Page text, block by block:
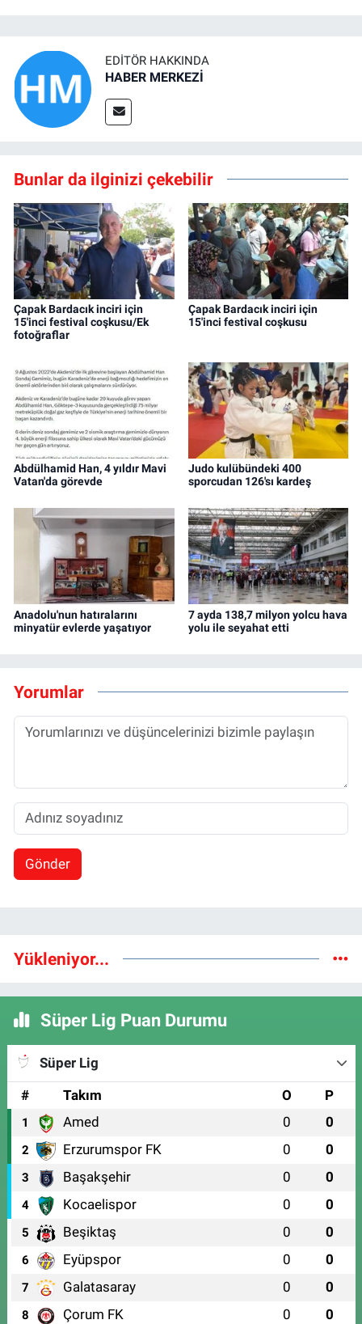
EDITÖR HAKKINDA
HABER MERKEZİ
Bunlar da ilginizi çekebilir
Çapak Bardacık inciri için
15'inci festival coşkusu/Ek
fotoğraflar
Çapak Bardacık inciri için
15'inci festival coşkusu
Abdülhamid Han, 4 yıldır Mavi
Vatan'da görevde
Judo kulübündeki 400
sporcudan 126'sı kardeş
Anadolu'nun hatıralarını
minyatür evlerde yaşatıyor
7 ayda 138,7 milyon yolcu hava
yolu ile seyahat etti
Yorumlar
Gönder
Yükleniyor...
Süper Lig Puan Durumu
Süper Lig
#
Takım O P
1 Amed 0 0
2 Erzurumspor FK 0 0
3 Başakşehir 0 0
4 Kocaelispor 0 0
5 Beşiktaş 0 0
6 Eyüpspor 0 0
7 Galatasaray 0 0
8 Çorum FK 0 0